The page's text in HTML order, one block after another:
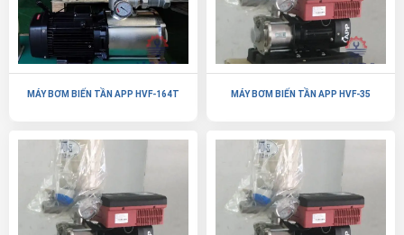
MÁY BƠM BIẾN TẦN APP HVF-164T MÁY BƠM BIẾN TẦN APP HVF-35